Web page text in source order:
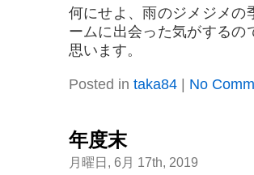
何にせよ、雨のジメジメの
ームに出会った気がするの
思います。
Posted in taka84| No
年度末
月曜日, 6月 17th, 2019